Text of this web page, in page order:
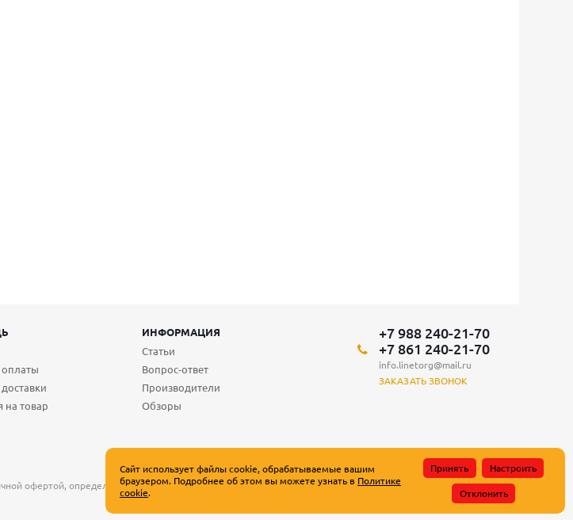
ИНФОРМАЦИЯ
на товар
Статьи
Вопрос-ответ
Производители
Обзоры
+7 988 240-21-70
+7 861 240-21-70
info.linetorg@mail.ru
ЗАКАЗАТЬ ЗВОНОК
офертой, определяемой положениями Статьи 437 Гражданского кодекса Российской Федерации.
Сайт использует файлы cookie, обрабатываемые вашим
браузером. Подробнее об этом вы можете узнать в Политике
cookie.
Принять
Настроить
Отклонить